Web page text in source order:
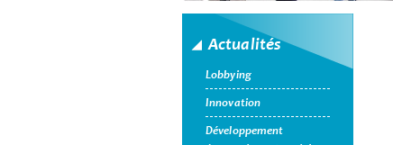
Actualités
Lobbying
Innovation
Développement